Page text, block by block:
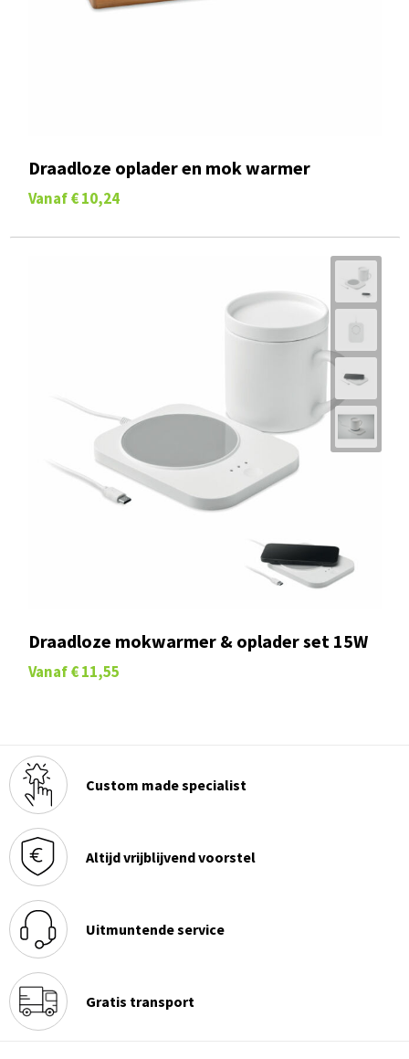
Draadloze oplader en mok warmer
Vanaf € 10,24
Draadloze mokwarmer & oplader set 15W
Vanaf € 11,55
Custom made specialist
Altijd vrijblijvend voorstel
Uitmuntende service
Gratis transport